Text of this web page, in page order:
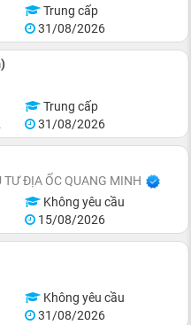
Trung cấp
31/08/2026
Trung cấp
31/08/2026
TƯ ĐỊA ỐC QUANG MINH
Không yêu cầu
15/08/2026
Không yêu cầu
31/08/2026